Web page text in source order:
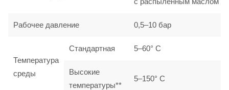
Рабочее давление 0,5–10 бар
Температура
среды
Стандартная 5–60° C
Высокие
температуры**
5–150° C